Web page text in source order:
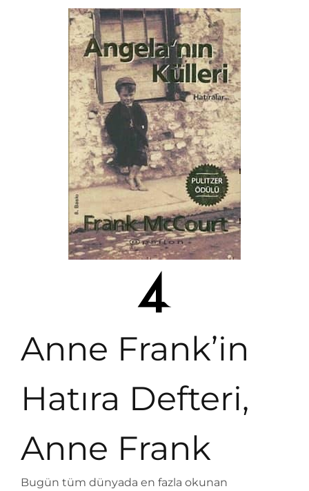
Anne Frank’in
Hatıra Defteri,
Anne Frank
Bugün tüm dünyada en fazla okunan